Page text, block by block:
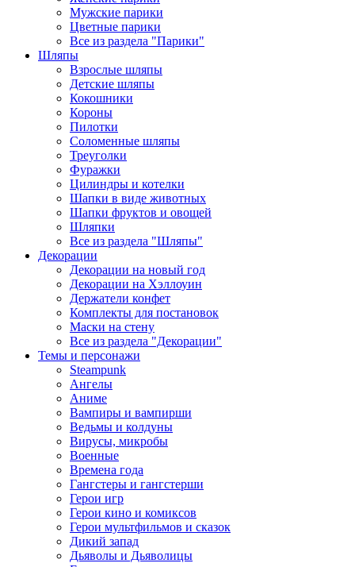
Мужские парики
Цветные парики
Все из раздела "Парики"
Шляпы
Взрослые шляпы
Детские шляпы
Кокошники
Короны
Пилотки
Соломенные шляпы
Треуголки
Фуражки
Цилиндры и котелки
Шапки в виде животных
Шапки фруктов и овощей
Шляпки
Все из раздела "Шляпы"
Декорации
Декорации на новый год
Декорации на Хэллоуин
Держатели конфет
Комплекты для постановок
Маски на стену
Все из раздела "Декорации"
Темы и персонажи
Steampunk
Ангелы
Аниме
Вампиры и вампирши
Ведьмы и колдуны
Вирусы, микробы
Военные
Времена года
Гангстеры и гангстерши
Герои игр
Герои кино и комиксов
Герои мультфильмов и сказок
Дикий запад
Дьяволы и Дьяволицы